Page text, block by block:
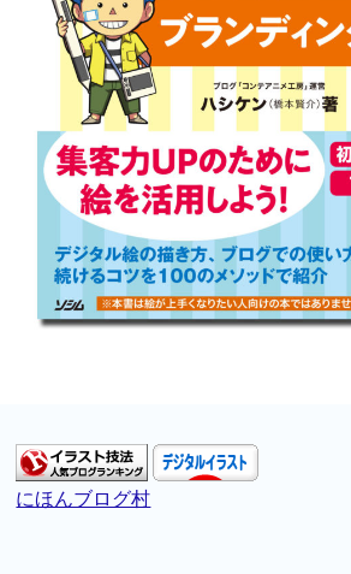
にほんブログ村